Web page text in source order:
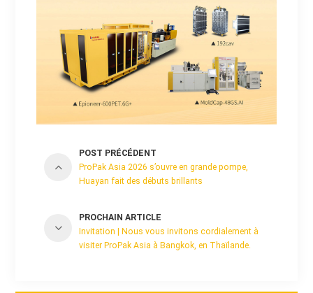
POST PRÉCÉDENT
ProPak Asia 2026 s’ouvre en grande pompe,
Huayan fait des débuts brillants
PROCHAIN ARTICLE
Invitation | Nous vous invitons cordialement à
visiter ProPak Asia à Bangkok, en Thaïlande.